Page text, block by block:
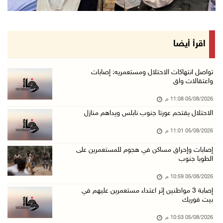
قوات الاحتلال تنصب حاجزا عسكريا شرق بيت لحم
الرئيس يقلد عائلة القائد الوطني الراحل أحمد ع ...
باسم الرئيس: وزير الداخلية يمنح العميد جيسون ...
الاحتلال يقتحم كفر مالك ودير جرير ومستعمرون ي ...
"التربية" تخرج الفوج الأول من مدربي المعلمين ...
05/آب/2026 06:44 م
05/آب/2026 06:43 م
الهلال الأحمر: 8 إصابات إثر اعتداء الاحتلال ...
اقرأ أيضا
تواصل انتهاكات الاحتلال ومستعمريه: إصابات
واعتقالات واق
05/08/2026 11:08 م
الاحتلال يقتحم عورتا جنوب نابلس ويداهم منازل
05/08/2026 11:01 م
إصابات وإحراق مساكن في هجوم للمستعمرين على
الطوبا جنوب
05/08/2026 10:59 م
إصابة 3 مواطنين إثر اعتداء مستعمرين عليهم في
بيت فوريك
05/08/2026 10:53 م